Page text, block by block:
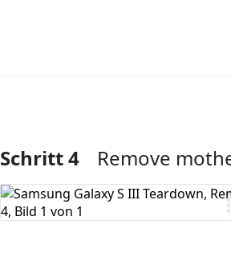
Kommentar hinzufügen
Schritt 4 Remove